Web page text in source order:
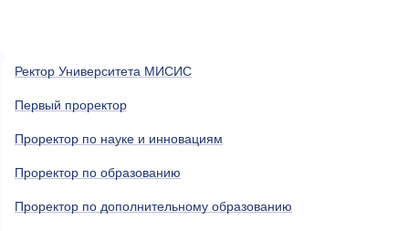
Ректор Университета МИСИС
Первый проректор
Проректор по науке и инновациям
Проректор по образованию
Проректор по дополнительному образованию